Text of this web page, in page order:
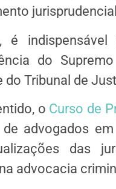
é
do
do Tribunal de
o Curso de
de advogados
das
advocacia